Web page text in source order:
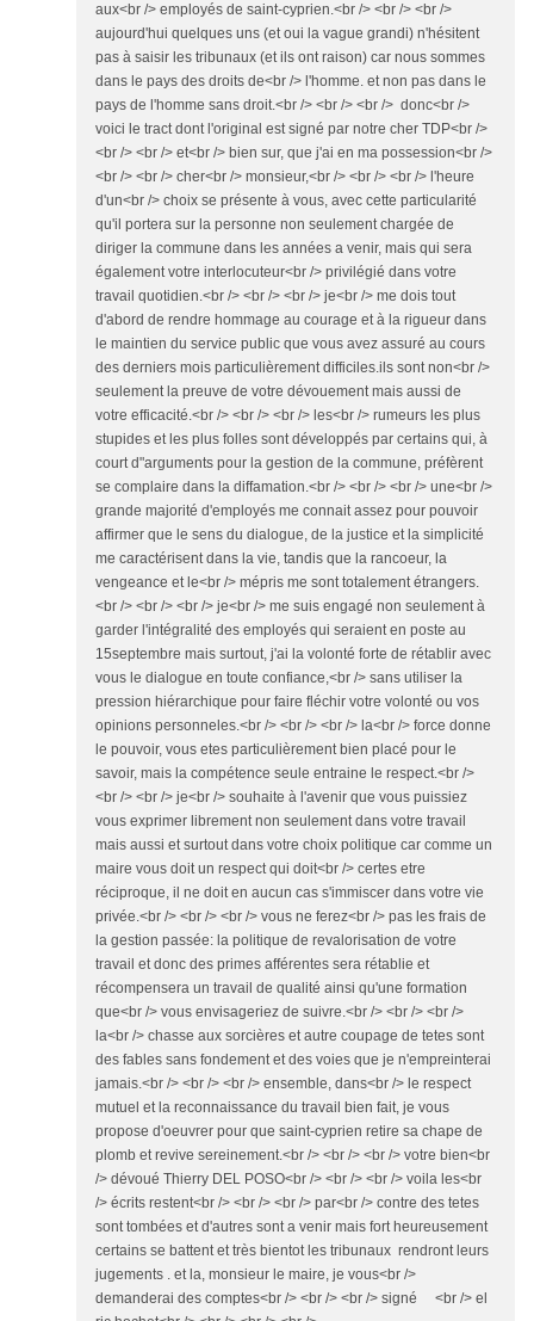
aux<br /> employés de saint-cyprien.<br /> <br /> <br />
aujourd'hui quelques uns (et oui la vague grandi) n'hésitent
pas à saisir les tribunaux (et ils ont raison) car nous sommes
dans le pays des droits de<br /> l'homme. et non pas dans le
pays de l'homme sans droit.<br /> <br /> <br /> donc<br />
voici le tract dont l'original est signé par notre cher TDP<br />
<br /> <br /> et<br /> bien sur, que j'ai en ma possession<br />
<br /> <br /> cher<br /> monsieur,<br /> <br /> <br /> l'heure
d'un<br /> choix se présente à vous, avec cette particularité
qu'il portera sur la personne non seulement chargée de
diriger la commune dans les années a venir, mais qui sera
également votre interlocuteur<br /> privilégié dans votre
travail quotidien.<br /> <br /> <br /> je<br /> me dois tout
d'abord de rendre hommage au courage et à la rigueur dans
le maintien du service public que vous avez assuré au cours
des derniers mois particulièrement difficiles.ils sont non<br />
seulement la preuve de votre dévouement mais aussi de
votre efficacité.<br /> <br /> <br /> les<br /> rumeurs les plus
stupides et les plus folles sont développés par certains qui, à
court d"arguments pour la gestion de la commune, préfèrent
se complaire dans la diffamation.<br /> <br /> <br /> une<br />
grande majorité d'employés me connait assez pour pouvoir
affirmer que le sens du dialogue, de la justice et la simplicité
me caractérisent dans la vie, tandis que la rancoeur, la
vengeance et le<br /> mépris me sont totalement étrangers.
<br /> <br /> <br /> je<br /> me suis engagé non seulement à
garder l'intégralité des employés qui seraient en poste au
15septembre mais surtout, j'ai la volonté forte de rétablir avec
vous le dialogue en toute confiance,<br /> sans utiliser la
pression hiérarchique pour faire fléchir votre volonté ou vos
opinions personneles.<br /> <br /> <br /> la<br /> force donne
le pouvoir, vous etes particulièrement bien placé pour le
savoir, mais la compétence seule entraine le respect.<br />
<br /> <br /> je<br /> souhaite à l'avenir que vous puissiez
vous exprimer librement non seulement dans votre travail
mais aussi et surtout dans votre choix politique car comme un
maire vous doit un respect qui doit<br /> certes etre
réciproque, il ne doit en aucun cas s'immiscer dans votre vie
privée.<br /> <br /> <br /> vous ne ferez<br /> pas les frais de
la gestion passée: la politique de revalorisation de votre
travail et donc des primes afférentes sera rétablie et
récompensera un travail de qualité ainsi qu'une formation
que<br /> vous envisageriez de suivre.<br /> <br /> <br />
la<br /> chasse aux sorcières et autre coupage de tetes sont
des fables sans fondement et des voies que je n'empreinterai
jamais.<br /> <br /> <br /> ensemble, dans<br /> le respect
mutuel et la reconnaissance du travail bien fait, je vous
propose d'oeuvrer pour que saint-cyprien retire sa chape de
plomb et revive sereinement.<br /> <br /> <br /> votre bien<br
/> dévoué Thierry DEL POSO<br /> <br /> <br /> voila les<br
/> écrits restent<br /> <br /> <br /> par<br /> contre des tetes
sont tombées et d'autres sont a venir mais fort heureusement
certains se battent et très bientot les tribunaux rendront leurs
jugements . et la, monsieur le maire, je vous<br />
demanderai des comptes<br /> <br /> <br /> signé <br /> el